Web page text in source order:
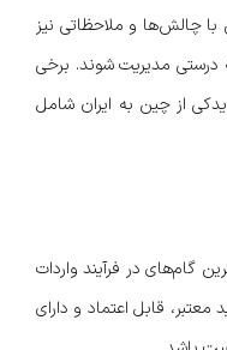
با چالش‌ها و ملاحظاتی نیز
درستی مدیریت شوند. برخی
از چین به ایران شامل
گام‌های در فرآیند واردات
قابل اعتماد و دارای